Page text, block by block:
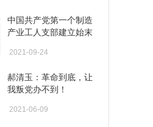
中国共产党第一个制造
产业工人支部建立始末
2021-09-24
郝清玉：革命到底，让
我叛党办不到！
2021-06-09